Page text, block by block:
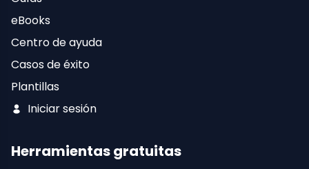
eBooks
Centro de ayuda
Casos de éxito
Plantillas
Iniciar sesión
Herramientas gratuitas